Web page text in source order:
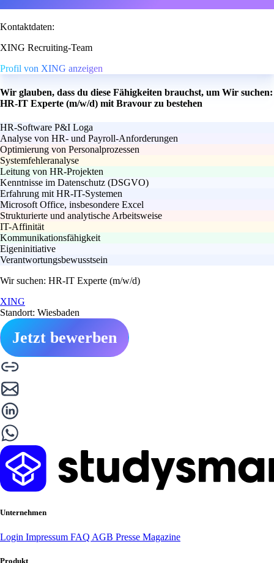
Kontaktdaten:
XING Recruiting-Team
Profil von XING anzeigen
Wir glauben, dass du diese Fähigkeiten brauchst, um Wir suchen:
HR-IT Experte (m/w/d) mit Bravour zu bestehen
HR-Software P&I Loga
Analyse von HR- und Payroll-Anforderungen
Optimierung von Personalprozessen
Systemfehleranalyse
Leitung von HR-Projekten
Kenntnisse im Datenschutz (DSGVO)
Erfahrung mit HR-IT-Systemen
Microsoft Office, insbesondere Excel
Strukturierte und analytische Arbeitsweise
IT-Affinität
Kommunikationsfähigkeit
Eigeninitiative
Verantwortungsbewusstsein
Wir suchen: HR-IT Experte (m/w/d)
XING
Standort: Wiesbaden
Jetzt bewerben
Unternehmen
Login Impressum FAQ AGB Presse Magazine
Produkt